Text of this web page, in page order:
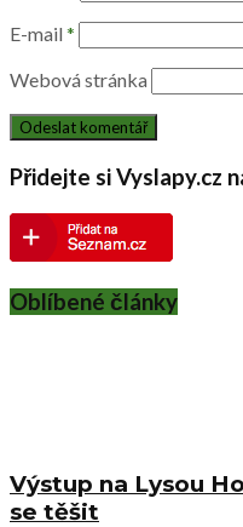
E-mail *
Webová stránka
Přidejte si Vyslapy.cz
Oblíbené články
Výstup na Lysou
se těšit